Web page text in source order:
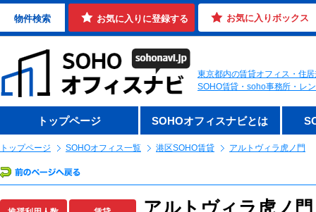
物件検索 お気に入りに登録する お気に入りボックス
東京都内の賃貸オフィス・住
SOHO賃貸・soho事務所・レ
トップページ SOHOオフィスナビとは
トップページ SOHOオフィス一覧 港区SOHO賃貸 アルトヴィラ虎ノ門
アルトヴィラ虎ノ